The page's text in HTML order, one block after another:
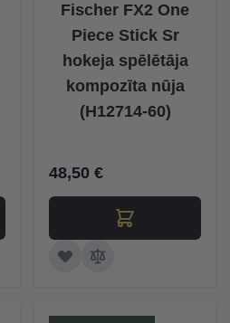
Fischer FX2 One
Piece Stick Sr
hokeja spēlētāja
kompozīta nūja
(H12714-60)
48,50 €